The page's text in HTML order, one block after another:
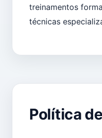
treinamentos
técnicas
Política